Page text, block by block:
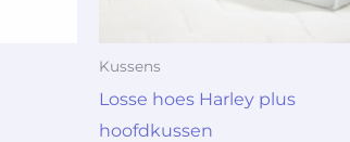
Kussens
Losse hoes Harley plus
hoofdkussen